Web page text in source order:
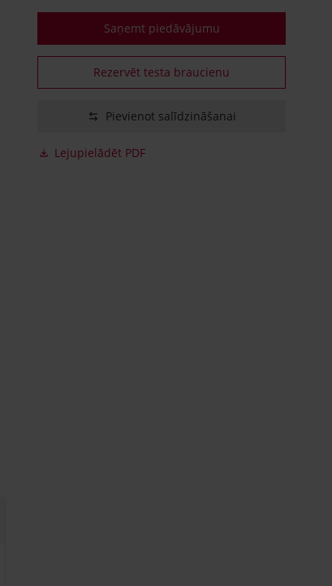
Saņemt piedāvājumu
Rezervēt testa braucienu
Pievienot salīdzināšanai
Lejupielādēt PDF